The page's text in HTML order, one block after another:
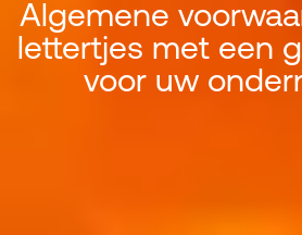
Algemene
lettertjes met een
voor uw
Algemene